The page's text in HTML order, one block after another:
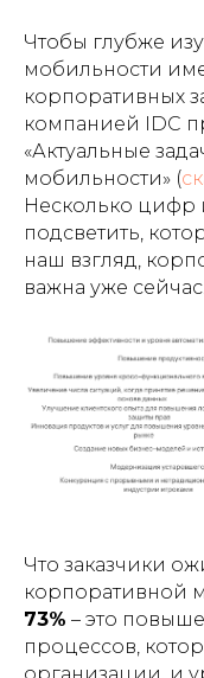
Чтобы глубже
мобильности
корпоративных
компанией IDC
«Актуальные
мобильности» (
Несколько цифр
подсветить,
наш взгляд,
важна уже сейчас.
Что заказчики
корпоративной
73% – это
процессов,